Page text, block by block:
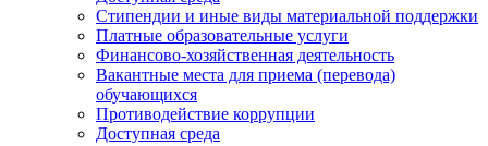
Стипендии и иные виды материальной поддержки
Платные образовательные услуги
Финансово-хозяйственная деятельность
Вакантные места для приема (перевода)
обучающихся
Противодействие коррупции
Доступная среда